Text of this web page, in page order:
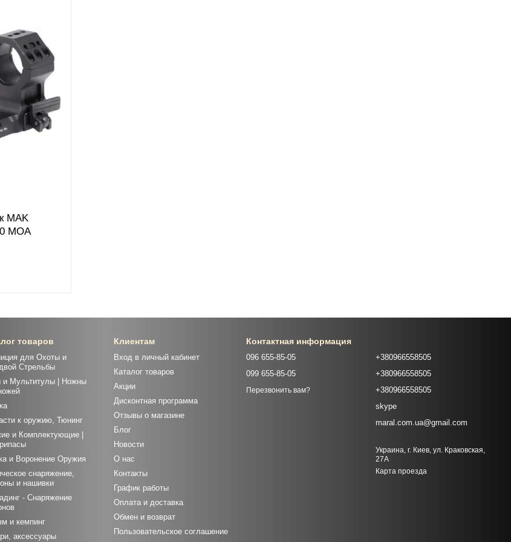
она успешно конкурирует с известнейшими креплениями Apel и пользуется популярностью у военно-охранных
структур. В подтверждение безупречного качества компания выдает 30-летнюю гарантию на все кронштейны
Mak.
Помимо креплений компания Kilic Feintechnik также занимается производством отдельных механизмов для
оружия, декоративных элементов приклада и ложи.
MAK
MOA
товаров
для Охоты и
Стрельбы
и Мультитулы | Ножны
к оружию, Тюнинг
и Комплектующие |
и Воронение Оружия
снаряжение,
и нашивки
- Снаряжение
и кемпинг
аксессуары
Клиентам
Вход в личный кабинет
Каталог товаров
Акции
Дисконтная программа
Отзывы о магазине
Блог
Новости
О нас
Контакты
График работы
Оплата и доставка
Обмен и возврат
Пользовательское соглашение
Контактная информация
096 655-85-05
099 655-85-05
Перезвонить вам?
+380966558505
+380966558505
+380966558505
skype
maral.com.ua@gmail.com
Украина, г. Киев, ул. Краковская,
27А
Карта проезда